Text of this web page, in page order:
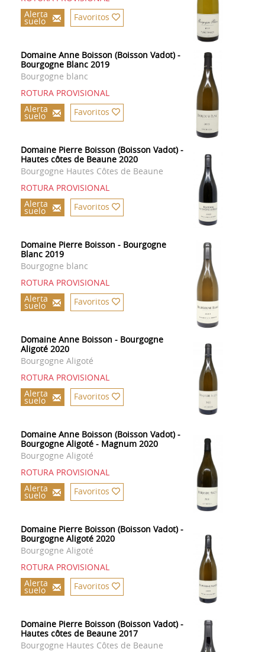
Alerta
suelo Favoritos
Domaine Anne Boisson (Boisson Vadot) -
Bourgogne Blanc 2019
Bourgogne blanc
ROTURA PROVISIONAL
Alerta
suelo Favoritos
Domaine Pierre Boisson (Boisson Vadot) -
Hautes côtes de Beaune 2020
Bourgogne Hautes Côtes de Beaune
ROTURA PROVISIONAL
Alerta
suelo Favoritos
Domaine Pierre Boisson - Bourgogne
Blanc 2019
Bourgogne blanc
ROTURA PROVISIONAL
Alerta
suelo Favoritos
Domaine Anne Boisson - Bourgogne
Aligoté 2020
Bourgogne Aligoté
ROTURA PROVISIONAL
Alerta
suelo Favoritos
Domaine Anne Boisson (Boisson Vadot) -
Bourgogne Aligoté - Magnum 2020
Bourgogne Aligoté
ROTURA PROVISIONAL
Alerta
suelo Favoritos
Domaine Pierre Boisson (Boisson Vadot) -
Bourgogne Aligoté 2020
Bourgogne Aligoté
ROTURA PROVISIONAL
Alerta
suelo Favoritos
Domaine Pierre Boisson (Boisson Vadot) -
Hautes côtes de Beaune 2017
Bourgogne Hautes Côtes de Beaune